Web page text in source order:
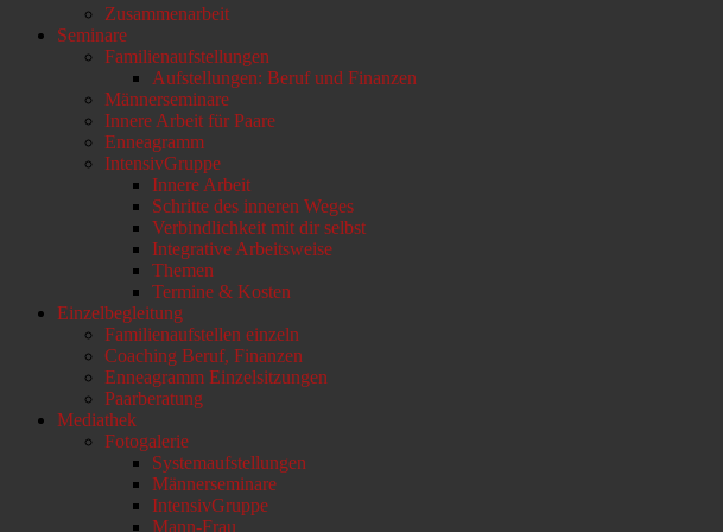
Zusammenarbeit
Seminare
Familienaufstellungen
Aufstellungen: Beruf und Finanzen
Männerseminare
Innere Arbeit für Paare
Enneagramm
IntensivGruppe
Innere Arbeit
Schritte des inneren Weges
Verbindlichkeit mit dir selbst
Integrative Arbeitsweise
Themen
Termine & Kosten
Einzelbegleitung
Familienaufstellen einzeln
Coaching Beruf, Finanzen
Enneagramm Einzelsitzungen
Paarberatung
Mediathek
Fotogalerie
Systemaufstellungen
Männerseminare
IntensivGruppe
Mann-Frau